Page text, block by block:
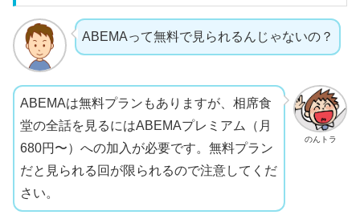
ABEMAって無料で見られるんじゃないの？
のんトラ
ABEMAは無料プランもありますが、相席食
堂の全話を見るにはABEMAプレミアム（月
680円〜）への加入が必要です。無料プラン
だと見られる回が限られるので注意してくだ
さい。